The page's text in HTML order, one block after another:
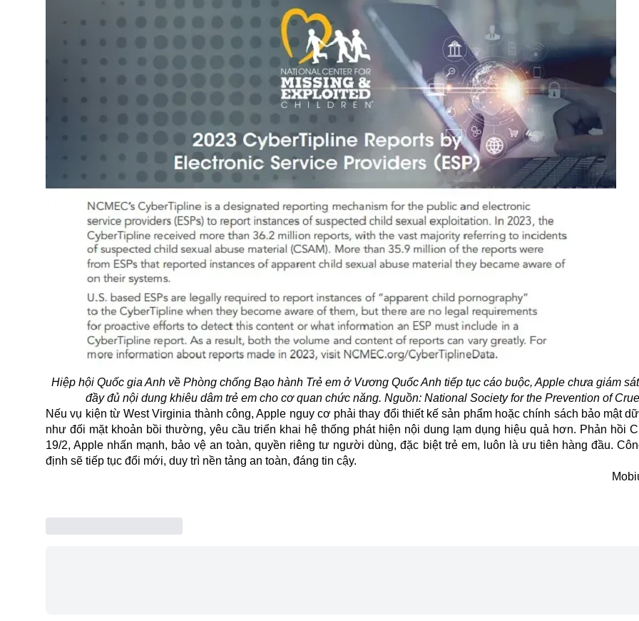
Hiệp hội Quốc gia Anh về Phòng chống Bạo hành Trẻ em ở Vương Quốc Anh tiếp tục cáo buộc, Apple chưa giám
đầy đủ nội dung khiêu dâm trẻ em cho cơ quan chức năng. Nguồn: National Society for the Prevention of
Nếu vụ kiện từ West Virginia thành công, Apple nguy cơ phải thay đổi thiết kế sản phẩm hoặc chính sách bảo mật
như đối mặt khoản bồi thường, yêu cầu triển khai hệ thống phát hiện nội dung lạm dụng hiệu quả hơn. Phản hồi
19/2, Apple nhấn mạnh, bảo vệ an toàn, quyền riêng tư người dùng, đặc biệt trẻ em, luôn là ưu tiên hàng đầu.
định sẽ tiếp tục đổi mới, duy trì nền tảng an toàn, đáng tin cậy.